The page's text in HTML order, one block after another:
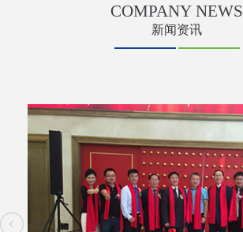
COMPANY NEWS
新闻资讯